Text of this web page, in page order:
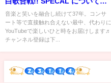
りました
音楽と笑いを融合し続けて37年。コンサ
ート等で直接触れ合えない最中、代わりに
YouTubeで楽しいひと時をお届けします♬
チャンネル登録は下...